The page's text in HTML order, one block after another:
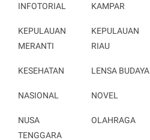
INFOTORIAL KAMPAR
KEPULAUAN
MERANTI
KEPULAUAN
RIAU
KESEHATAN LENSA BUDAYA
NASIONAL NOVEL
NUSA
TENGGARA
OLAHRAGA